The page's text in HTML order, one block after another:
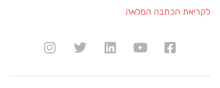
לקריאת הכתבה המלאה